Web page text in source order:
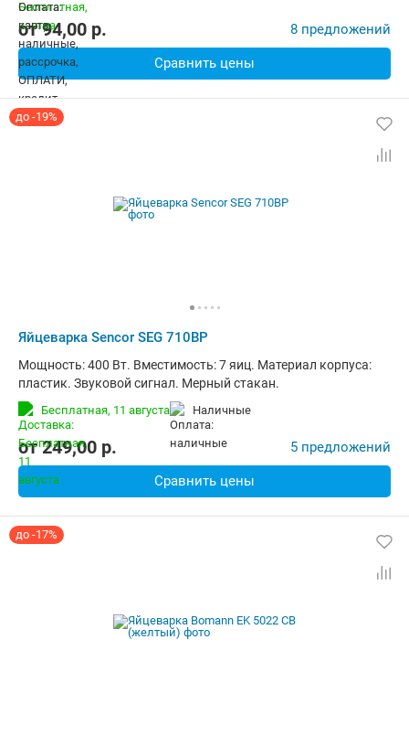
от94,00 p. 8 предложений
Сравнить цены
до -19%
Яйцеварка Sencor SEG 710BP
Мощность: 400 Вт. Вместимость: 7 яиц. Материал корпуса:
пластик. Звуковой сигнал. Мерный стакан.
Бесплатная, 11 августа наличные
от249,00 p. 5 предложений
Сравнить цены
до -17%